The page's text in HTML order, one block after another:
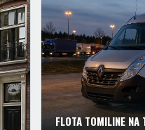
FLOTA TOMILINE NA